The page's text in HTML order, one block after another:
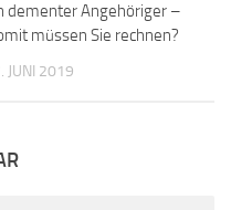
dementer Angehöriger –
müssen Sie rechnen?
JUNI 2019